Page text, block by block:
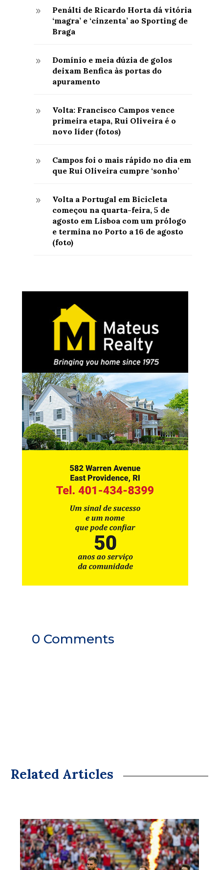
9
Penálti de Ricardo Horta dá vitória
‘magra’ e ‘cinzenta’ ao Sporting de
Braga
9
Domínio e meia dúzia de golos
deixam Benfica às portas do
apuramento
9
Volta: Francisco Campos vence
primeira etapa, Rui Oliveira é o
novo líder (fotos)
9
Campos foi o mais rápido no dia em
que Rui Oliveira cumpre ‘sonho’
9
Volta a Portugal em Bicicleta
começou na quarta-feira, 5 de
agosto em Lisboa com um prólogo
e termina no Porto a 16 de agosto
(foto)
0 Comments
Related Articles